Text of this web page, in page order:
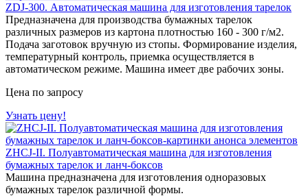
ZDJ-300. Автоматическая машина для изготовления тарелок
Предназначена для производства бумажных тарелок
различных размеров из картона плотностью 160 - 300 г/м2.
Подача заготовок вручную из стопы. Формирование изделия,
температурный контроль, приемка осуществляется в
автоматическом режиме. Машина имеет две рабочих зоны.
Цена по запросу
Узнать цену!
ZHCJ-II. Полуавтоматическая машина для изготовления
бумажных тарелок и ланч-боксов
Машина предназначена для изготовления одноразовых
бумажных тарелок различной формы.